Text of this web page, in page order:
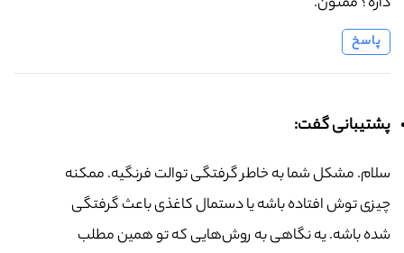
پاسخ
پشتیبانی گفت:
سلام. مشکل شما به خاطر گرفتگی توالت فرنگیه. ممکنه
چیزی توش افتاده باشه یا دستمال کاغذی باعث گرفتگی
شده باشه. یه نگاهی به روش‌هایی که تو همین مطلب